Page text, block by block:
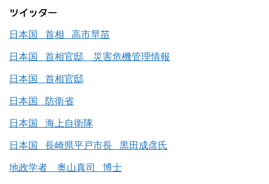
ツイッター
日本国 首相 高市早苗
日本国 首相官邸 災害危機管理情報
日本国 首相官邸
日本国 防衛省
日本国 海上自衛隊
日本国 長崎県平戸市長 黒田成彦氏
地政学者 奥山真司 博士